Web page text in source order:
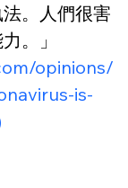
。人們很害
。」
opinions/
is-